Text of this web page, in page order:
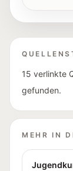
15 verlinkte
gefunden.
MEHR IN